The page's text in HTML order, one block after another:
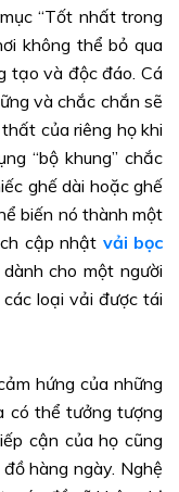
“Tốt nhất trong
không thể bỏ qua
tạo và độc đáo. Cá
và chắc chắn sẽ
của riêng họ khi
“bộ khung” chắc
ghế dài hoặc ghế
biến nó thành một
cập nhật vải bọc
cho một người
loại vải được tái
hứng của những
có thể tưởng tượng
cận của họ cũng
hàng ngày. Nghệ